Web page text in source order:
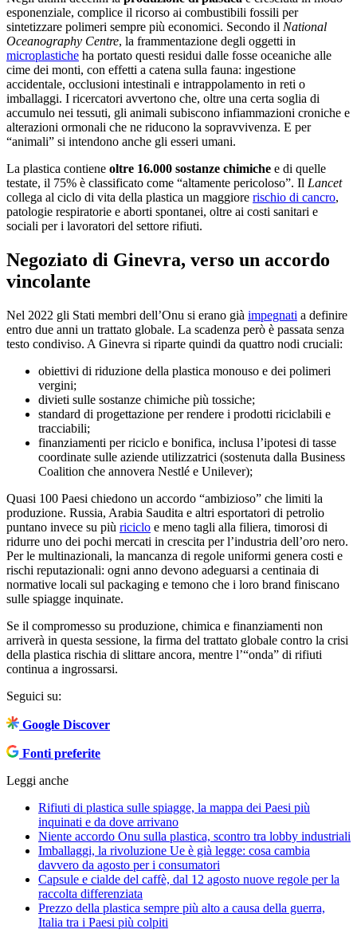
esponenziale, complice il ricorso ai combustibili fossili per
sintetizzare polimeri sempre più economici. Secondo il National
Oceanography Centre, la frammentazione degli oggetti in
microplastiche ha portato questi residui dalle fosse oceaniche alle
cime dei monti, con effetti a catena sulla fauna: ingestione
accidentale, occlusioni intestinali e intrappolamento in reti o
imballaggi. I ricercatori avvertono che, oltre una certa soglia di
accumulo nei tessuti, gli animali subiscono infiammazioni croniche e
alterazioni ormonali che ne riducono la sopravvivenza. E per
“animali” si intendono anche gli esseri umani.
La plastica contiene oltre 16.000 sostanze chimiche e di quelle
testate, il 75% è classificato come “altamente pericoloso”. Il Lancet
collega al ciclo di vita della plastica un maggiore rischio di cancro,
patologie respiratorie e aborti spontanei, oltre ai costi sanitari e
sociali per i lavoratori del settore rifiuti.
Negoziato di Ginevra, verso un accordo
vincolante
Nel 2022 gli Stati membri dell’Onu si erano già impegnati a definire
entro due anni un trattato globale. La scadenza però è passata senza
testo condiviso. A Ginevra si riparte quindi da quattro nodi cruciali:
obiettivi di riduzione della plastica monouso e dei polimeri
vergini;
divieti sulle sostanze chimiche più tossiche;
standard di progettazione per rendere i prodotti riciclabili e
tracciabili;
finanziamenti per riciclo e bonifica, inclusa l’ipotesi di tasse
coordinate sulle aziende utilizzatrici (sostenuta dalla Business
Coalition che annovera Nestlé e Unilever);
Quasi 100 Paesi chiedono un accordo “ambizioso” che limiti la
produzione. Russia, Arabia Saudita e altri esportatori di petrolio
puntano invece su più riciclo e meno tagli alla filiera, timorosi di
ridurre uno dei pochi mercati in crescita per l’industria dell’oro nero.
Per le multinazionali, la mancanza di regole uniformi genera costi e
rischi reputazionali: ogni anno devono adeguarsi a centinaia di
normative locali sul packaging e temono che i loro brand finiscano
sulle spiagge inquinate.
Se il compromesso su produzione, chimica e finanziamenti non
arriverà in questa sessione, la firma del trattato globale contro la crisi
della plastica rischia di slittare ancora, mentre l’“onda” di rifiuti
continua a ingrossarsi.
Seguici su:
Google Discover
Fonti preferite
Leggi anche
Rifiuti di plastica sulle spiagge, la mappa dei Paesi più
inquinati e da dove arrivano
Niente accordo Onu sulla plastica, scontro tra lobby industriali
Imballaggi, la rivoluzione Ue è già legge: cosa cambia
davvero da agosto per i consumatori
Capsule e cialde del caffè, dal 12 agosto nuove regole per la
raccolta differenziata
Prezzo della plastica sempre più alto a causa della guerra,
Italia tra i Paesi più colpiti